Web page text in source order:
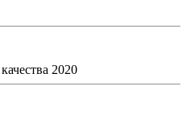
2020